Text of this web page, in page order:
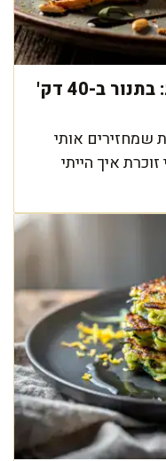
דלורית אנטיפסטי משגעת: בתנור ב-40 דק'
שמחזירים אותי
איך הייתי